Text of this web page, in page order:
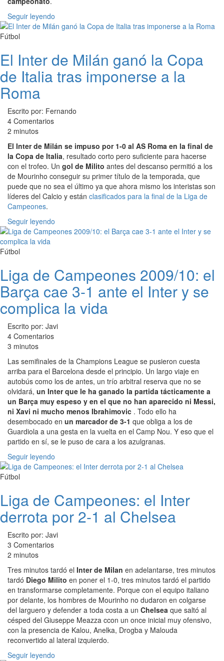
Seguir leyendo
Fútbol
El Inter de Milán ganó la Copa
de Italia tras imponerse a la
Roma
Escrito por: Fernando
4 Comentarios
2 minutos
El Inter de Milán se impuso por 1-0 al AS Roma en la final de
la Copa de Italia, resultado corto pero suficiente para hacerse
con el trofeo. Un gol de Milito antes del descanso permitió a los
de Mourinho conseguir su primer título de la temporada, que
puede que no sea el último ya que ahora mismo los interistas son
líderes del Calcio y están clasificados para la final de la Liga de
Campeones.
Seguir leyendo
Fútbol
Liga de Campeones 2009/10: el
Barça cae 3-1 ante el Inter y se
complica la vida
Escrito por: Javi
4 Comentarios
3 minutos
Las semifinales de la Champions League se pusieron cuesta
arriba para el Barcelona desde el principio. Un largo viaje en
autobús como los de antes, un trío arbitral reserva que no se
olvidará, un Inter que le ha ganado la partida tácticamente a
un Barça muy espeso y en el que no han aparecido ni Messi,
ni Xavi ni mucho menos Ibrahimovic . Todo ello ha
desembocado en un marcador de 3-1 que obliga a los de
Guardiola a una gesta en la vuelta en el Camp Nou. Y eso que el
partido en sí, se le puso de cara a los azulgranas.
Seguir leyendo
Fútbol
Liga de Campeones: el Inter
derrota por 2-1 al Chelsea
Escrito por: Javi
3 Comentarios
2 minutos
Tres minutos tardó el Inter de Milan en adelantarse, tres minutos
tardó Diego Milito en poner el 1-0, tres minutos tardó el partido
en transformarse completamente. Porque con el equipo italiano
por delante, los hombres de Mourinho no dudaron en colgarse
del larguero y defender a toda costa a un Chelsea que saltó al
césped del Giuseppe Meazza ccon un once inicial muy ofensivo,
con la presencia de Kalou, Anelka, Drogba y Malouda
reconvertido al lateral izquierdo.
Seguir leyendo